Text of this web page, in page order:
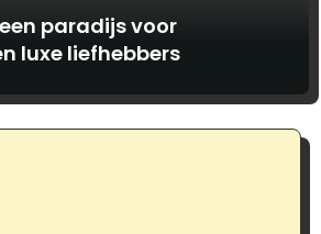
paradijs voor
luxe liefhebbers